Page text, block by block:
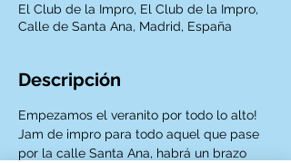
El Club de la Impro, El Club de la Impro,
Calle de Santa Ana, Madrid, España
Descripción
Empezamos el veranito por todo lo alto!
Jam de impro para todo aquel que pase
por la calle Santa Ana, habrá un brazo